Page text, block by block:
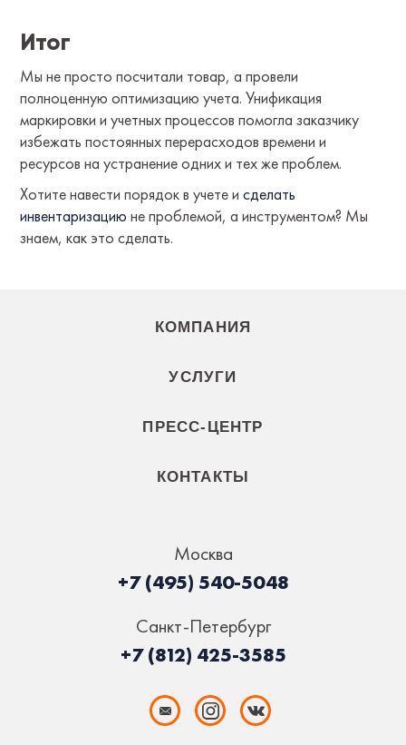
Итог
Мы не просто посчитали товар, а провели
полноценную оптимизацию учета. Унификация
маркировки и учетных процессов помогла заказчику
избежать постоянных перерасходов времени и
ресурсов на устранение одних и тех же проблем.
Хотите навести порядок в учете исделать
инвентаризацию не проблемой, а инструментом? Мы
знаем, как это сделать.
КОМПАНИЯ
УСЛУГИ
ПРЕСС-ЦЕНТР
КОНТАКТЫ
Москва
+7 (495) 540-5048
Санкт-Петербург
+7 (812) 425-3585